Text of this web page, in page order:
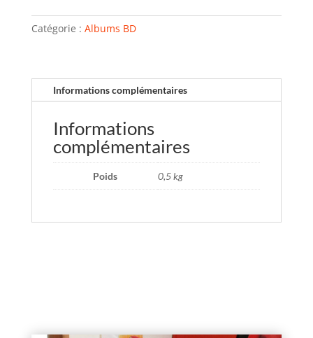
Catégorie : Albums BD
Informations complémentaires
Informations
complémentaires
Poids 0,5 kg